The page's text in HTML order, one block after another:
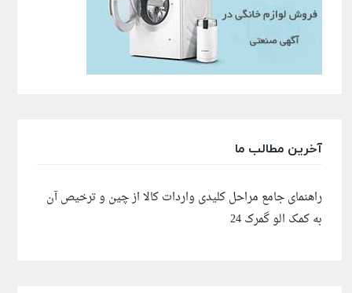
آخرین مطالب ما
راهنمای جامع مراحل کلیدی واردات کالا از چین و ترخیص آن
به کمک الو گمرک 24